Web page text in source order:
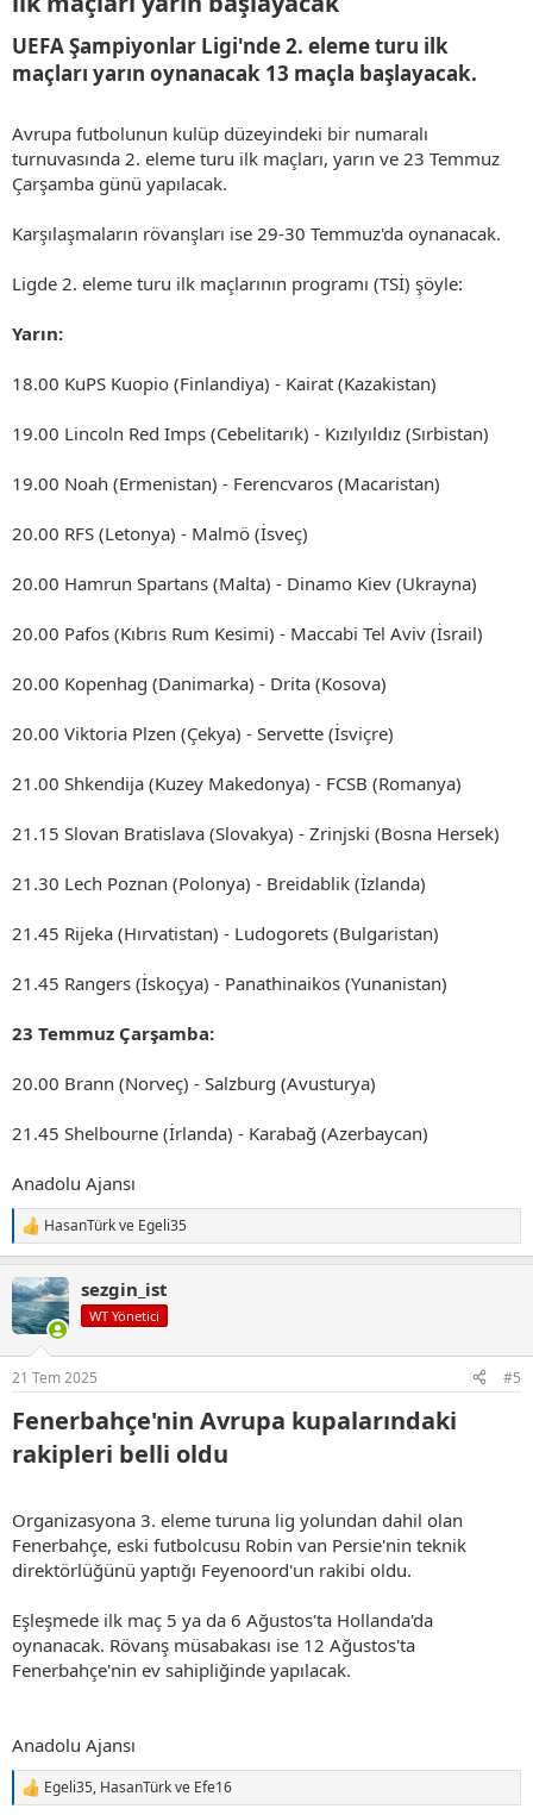
UEFA Şampiyonlar Ligi'nde 2. eleme turu ilk
maçları yarın oynanacak 13 maçla başlayacak.​
Avrupa futbolunun kulüp düzeyindeki bir numaralı
turnuvasında 2. eleme turu ilk maçları, yarın ve 23 Temmuz
Çarşamba günü yapılacak.
Karşılaşmaların rövanşları ise 29-30 Temmuz'da oynanacak.
Ligde 2. eleme turu ilk maçlarının programı (TSİ) şöyle:
Yarın:
18.00 KuPS Kuopio (Finlandiya) - Kairat (Kazakistan)
19.00 Lincoln Red Imps (Cebelitarık) - Kızılyıldız (Sırbistan)
19.00 Noah (Ermenistan) - Ferencvaros (Macaristan)
20.00 RFS (Letonya) - Malmö (İsveç)
20.00 Hamrun Spartans (Malta) - Dinamo Kiev (Ukrayna)
20.00 Pafos (Kıbrıs Rum Kesimi) - Maccabi Tel Aviv (İsrail)
20.00 Kopenhag (Danimarka) - Drita (Kosova)
20.00 Viktoria Plzen (Çekya) - Servette (İsviçre)
21.00 Shkendija (Kuzey Makedonya) - FCSB (Romanya)
21.15 Slovan Bratislava (Slovakya) - Zrinjski (Bosna Hersek)
21.30 Lech Poznan (Polonya) - Breidablik (İzlanda)
21.45 Rijeka (Hırvatistan) - Ludogorets (Bulgaristan)
21.45 Rangers (İskoçya) - Panathinaikos (Yunanistan)
23 Temmuz Çarşamba:
20.00 Brann (Norveç) - Salzburg (Avusturya)
21.45 Shelbourne (İrlanda) - Karabağ (Azerbaycan)
Anadolu Ajansı
T
e
k
i
l
HasanTürkve Egeli35
sezgin_ist
WT Yönetici
21 Tem 2025 #5
Fenerbahçe'nin Avrupa kupalarındaki
rakipleri belli oldu​
Organizasyona 3. eleme turuna lig yolundan dahil olan
Fenerbahçe, eski futbolcusu Robin van Persie'nin teknik
direktörlüğünü yaptığı Feyenoord'un rakibi oldu.
Eşleşmede ilk maç 5 ya da 6 Ağustos'ta Hollanda'da
oynanacak. Rövanş müsabakası ise 12 Ağustos'ta
Fenerbahçe'nin ev sahipliğinde yapılacak.
Anadolu Ajansı
T
Egeli35, HasanTürkve Efe16